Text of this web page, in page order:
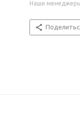
Наши менеджеры